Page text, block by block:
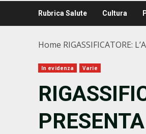
Rubrica Salute Cultura
Home RIGASSIFICATORE:
In evidenza Varie